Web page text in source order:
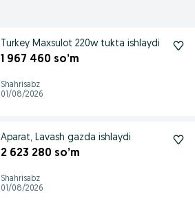
Turkey Maxsulot 220w tukta ishlaydi
1 967 460 so’m
Shahrisabz
01/08/2026
Aparat, Lavash gazda ishlaydi
2 623 280 so’m
Shahrisabz
01/08/2026